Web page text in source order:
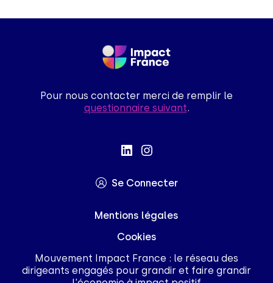
Pour nous contacter merci de remplir le
questionnaire suivant.
Se Connecter
Mentions légales
Cookies
Mouvement Impact France : le réseau des
dirigeants engagés pour grandir et faire grandir